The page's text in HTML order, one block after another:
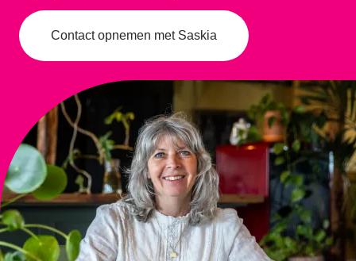
Contact opnemen met Saskia